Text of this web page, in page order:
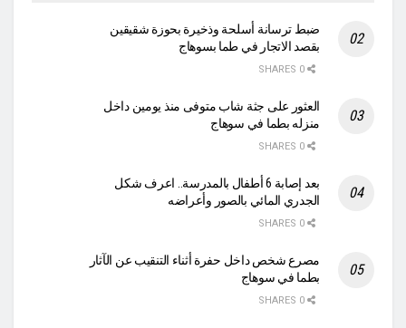
ضبط ترسانة أسلحة وذخيرة بحوزة شقيقين
بقصد الاتجار في طما بسوهاج
العثور على جثة شاب متوفى منذ يومين داخل
منزله بطما في سوهاج
بعد إصابة 6 أطفال بالمدرسة.. اعرف شكل
الجدري المائي بالصور وأعراضه
مصرع شخص داخل حفرة أثناء التنقيب عن الآثار
بطما في سوهاج